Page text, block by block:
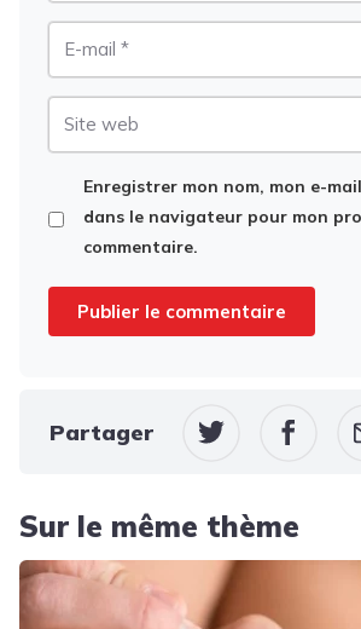
Enregistrer mon nom, mon e-
dans le navigateur pour mon
commentaire.
Partager
Sur le même thème